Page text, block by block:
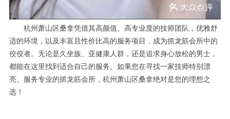
杭州萧山区桑拿凭借其高颜值、高专业度的技师团队，优雅舒
适的环境，以及丰富且性价比高的服务项目，成为抓龙筋会所中的
佼佼者。无论是久坐族、亚健康人群，还是追求身心放松的男士，
都能在这里找到适合自己的服务。如果您在寻找一家技师特别漂
亮、服务专业的抓龙筋会所，杭州萧山区桑拿绝对是您的理想之
选！